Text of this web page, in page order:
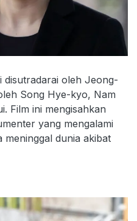
disutradarai oleh Jeong-
Song Hye-kyo, Nam
Film ini mengisahkan
yang mengalami
meninggal dunia akibat